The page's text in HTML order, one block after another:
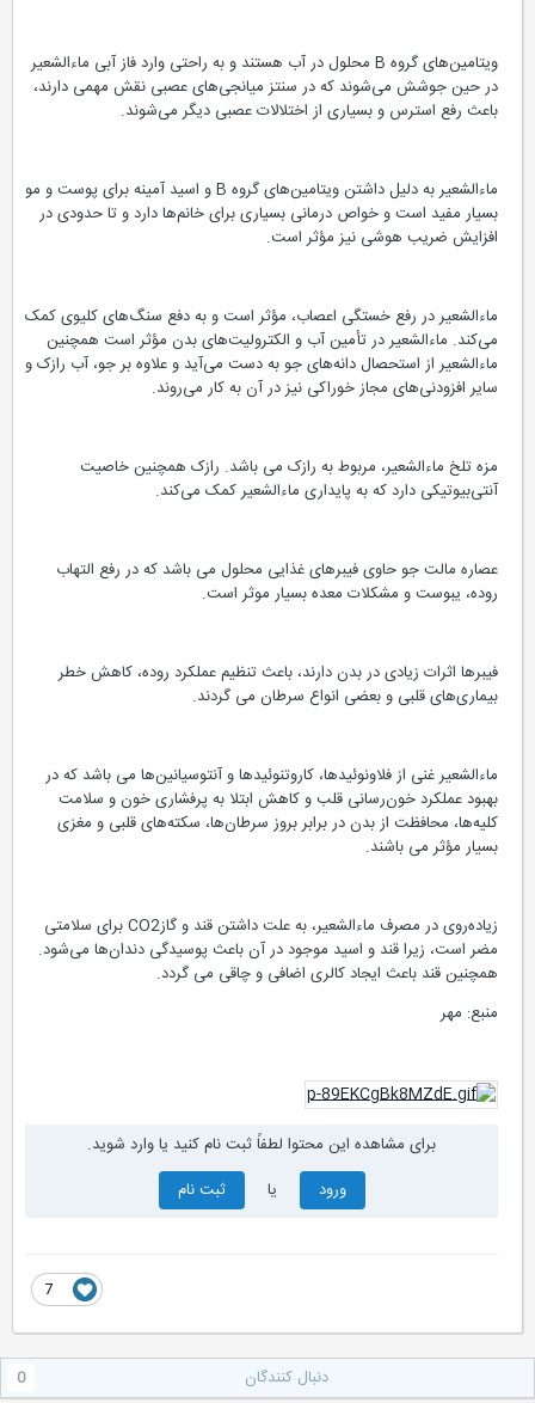
ویتامین‌های گروه B محلول در آب هستند و به راحتی وارد فاز آبی ماءالشعیر
در حین جوشش می‌شوند که در سنتز میانجی‌های عصبی نقش مهمی دارند،
باعث رفع استرس و بسیاری از اختلالات عصبی دیگر می‌شوند.
ماءالشعیر به دلیل داشتن ویتامین‌های گروه B و اسید آمینه برای پوست و مو
بسیار مفید است و خواص درمانی بسیاری برای خانم‌ها دارد و تا حدودی در
افزایش ضریب هوشی نیز مؤثر است.
ماءالشعیر در رفع خستگی اعصاب، مؤثر است و به دفع سنگ‌های کلیوی کمک
می‌کند. ماءالشعیر در تأمین آب و الکترولیت‌های بدن مؤثر است همچنین
ماءالشعیر از استحصال دانه‌های جو به دست می‌آید و علاوه بر جو، آب رازک و
سایر افزودنی‌های مجاز خوراکی نیز در آن به کار می‌روند.
مزه تلخ ماءالشعیر، مربوط به رازک می باشد. رازک همچنین خاصیت
آنتی‌بیوتیکی دارد که به پایداری ماءالشعیر کمک می‌کند.
عصاره مالت جو حاوی فیبرهای غذایی محلول می باشد که در رفع التهاب
روده، یبوست و مشکلات معده بسیار موثر است.
فیبرها اثرات زیادی در بدن دارند، باعث تنظیم عملکرد روده، کاهش خطر
بیماری‌های قلبی و بعضی انواع سرطان می گردند.
ماءالشعیر غنی از فلاونوئیدها، کاروتنوئیدها و آنتوسیانین‌ها می باشد که در
بهبود عملکرد خون‌رسانی قلب و کاهش ابتلا به پرفشاری خون و سلامت
کلیه‌ها، محافظت از بدن در برابر بروز سرطان‌ها، سکته‌های قلبی و مغزی
بسیار مؤثر می باشند.
زیاده‌روی در مصرف ماءالشعیر، به علت داشتن قند و گازCO2 برای سلامتی
مضر است، زیرا قند و اسید موجود در آن باعث پوسیدگی دندان‌ها می‌شود.
همچنین قند باعث ایجاد کالری اضافی و چاقی می‌ گردد.
منبع: مهر
برای مشاهده این محتوا لطفاً ثبت نام کنید یا وارد شوید.
ورود
ثبت نام
دنبال کنندگان